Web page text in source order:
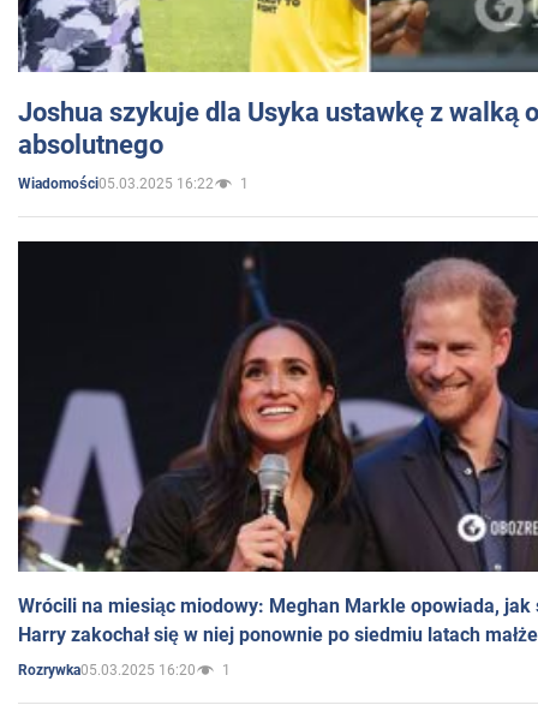
Joshua szykuje dla Usyka ustawkę z walką
absolutnego
Wiadomości05.03.2025 16:22 1
Wrócili na miesiąc miodowy: Meghan Markle opowiada, jak
Harry zakochał się w niej ponownie po siedmiu latach
Rozrywka05.03.2025 16:20 1